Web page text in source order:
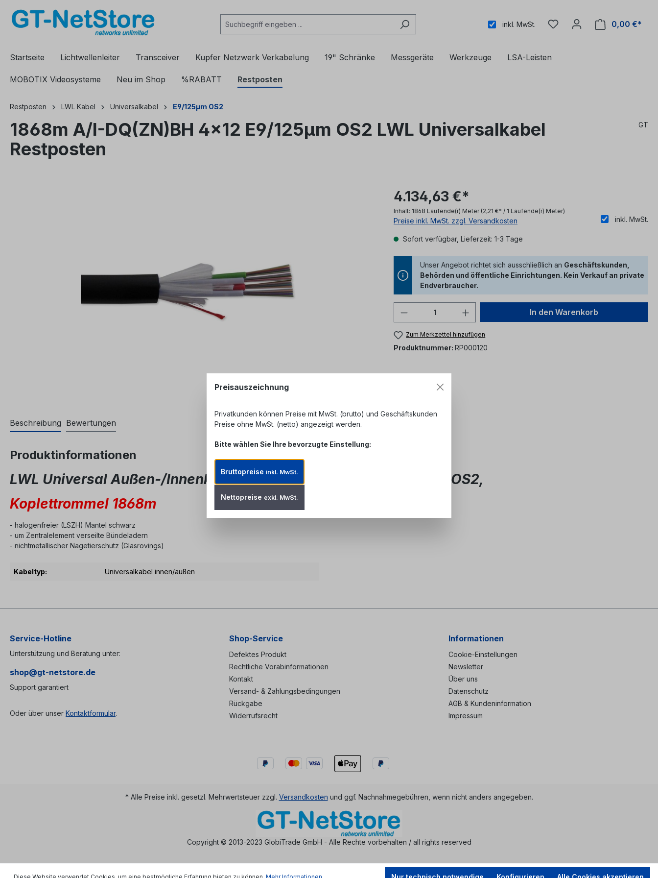
Zur Hauptnavigation springen
inkl. MwSt.
0,00 €*
Startseite Lichtwellenleiter Transceiver Kupfer Netzwerk Verkabelung 19" Schränke Messgeräte Werkzeuge LSA-Leisten
MOBOTIX Videosysteme Neu im Shop %RABATT Restposten
Restposten LWL Kabel Universalkabel E9/125µm OS2
1868m A/I-DQ(ZN)BH 4x12 E9/125µm OS2 LWL Universalkabel
Restposten
GT
4.134,63 €*
Inhalt: 1868 Laufende(r) Meter (2,21 €* / 1 Laufende(r) Meter)
inkl. MwSt.
Preise inkl. MwSt. zzgl. Versandkosten
Sofort verfügbar, Lieferzeit: 1-3 Tage
Unser Angebot richtet sich ausschließlich an Geschäftskunden,
Behörden und öffentliche Einrichtungen. Kein Verkauf an private
Endverbraucher.
Produkt Anzahl: Gib den gewünschten Wert
In den Warenkorb
Zum Merkzettel hinzufügen
Produktnummer: RP000120
Beschreibung Bewertungen
Produktinformationen
LWL Universal Außen-/Innenkabel A/I-DQ(ZN)BH 4x12 E9/125µm OS2,
Koplettrommel 1868m
- halogenfreier (LSZH) Mantel schwarz
- um Zentralelement verseilte Bündeladern
- nichtmetallischer Nagetierschutz (Glasrovings)
Kabeltyp: Universalkabel innen/außen
Service-Hotline
Unterstützung und Beratung unter:
shop@gt-netstore.de
Support garantiert
Oder über unser Kontaktformular.
Shop-Service
Defektes Produkt
Rechtliche Vorabinformationen
Kontakt
Versand- & Zahlungsbedingungen
Rückgabe
Widerrufsrecht
Informationen
Cookie-Einstellungen
Newsletter
Über uns
Datenschutz
AGB & Kundeninformation
Impressum
* Alle Preise inkl. gesetzl. Mehrwertsteuer zzgl. Versandkosten und ggf. Nachnahmegebühren, wenn nicht anders angegeben.
Copyright © 2013-2023 GlobiTrade GmbH - Alle Rechte vorbehalten / all rights reserved
Preisauszeichnung
Privatkunden können Preise mit MwSt. (brutto) und Geschäftskunden
Preise ohne MwSt. (netto) angezeigt werden.
Bitte wählen Sie Ihre bevorzugte Einstellung:
Bruttopreise inkl. MwSt.
Nettopreise exkl. MwSt.